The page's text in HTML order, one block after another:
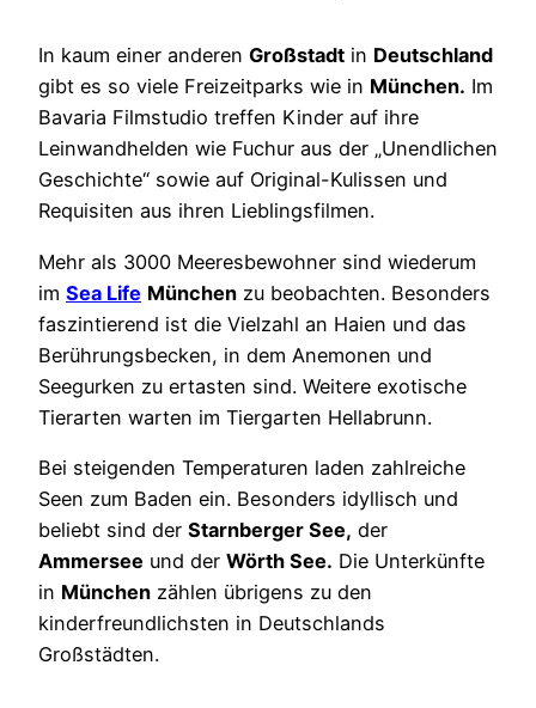
In kaum einer anderen Großstadt in Deutschland
gibt es so viele Freizeitparks wie in München. Im
Bavaria Filmstudio treffen Kinder auf ihre
Leinwandhelden wie Fuchur aus der „Unendlichen
Geschichte“ sowie auf Original-Kulissen und
Requisiten aus ihren Lieblingsfilmen.
Mehr als 3000 Meeresbewohner sind wiederum
im Sea Life München zu beobachten. Besonders
faszintierend ist die Vielzahl an Haien und das
Berührungsbecken, in dem Anemonen und
Seegurken zu ertasten sind. Weitere exotische
Tierarten warten im Tiergarten Hellabrunn.
Bei steigenden Temperaturen laden zahlreiche
Seen zum Baden ein. Besonders idyllisch und
beliebt sind der Starnberger See, der
Ammersee und der Wörth See. Die Unterkünfte
in München zählen übrigens zu den
kinderfreundlichsten in Deutschlands
Großstädten.